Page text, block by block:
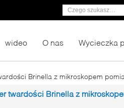
wideo O nas Wycieczka
Brinella z mikroskopem
twardości Brinella z